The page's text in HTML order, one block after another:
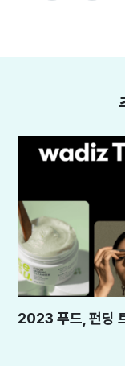
2023 푸드, 펀딩